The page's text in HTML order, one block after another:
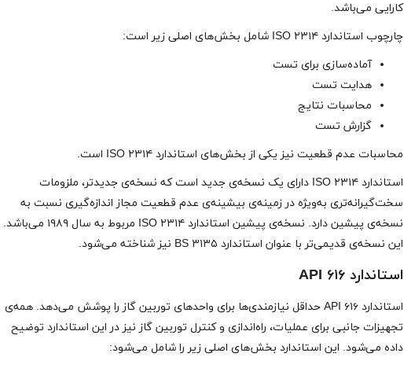
کارایی می‌باشد.
چارچوب استاندارد ISO ۲۳۱۴ شامل بخش‌های اصلی زیر است:
آماده‌سازی برای تست
هدایت تست
محاسبات نتایج
گزارش تست
محاسبات عدم قطعیت نیز یکی از بخش‌های استاندارد ISO ۲۳۱۴ است.
استاندارد ISO ۲۳۱۴ دارای یک نسخه‌ی جدید است که نسخه‌ی جدیدتر، ملزومات
سخت‌گیرانه‌تری به‌ویژه در زمینه‌ی بیشینه‌ی عدم قطعیت مجاز اندازه‌گیری نسبت به
نسخه‌ی پیشین دارد. نسخه‌ی پیشین استاندارد ISO ۲۳۱۴ مربوط به سال ۱۹۸۹ می‌باشد.
این نسخه‌ی قدیمی‌تر با عنوان استاندارد BS ۳۱۳۵ نیز شناخته می‌شود.
استاندارد API ۶۱۶
استاندارد API ۶۱۶ حداقل نیازمندی‌ها برای واحدهای توربین گاز را پوشش می‌دهد. همه‌ی
تجهیزات جانبی برای عملیات، راه‌اندازی و کنترل توربین گاز نیز در این استاندارد توضیح
داده می‌شود. این استاندارد بخش‌های اصلی زیر را شامل می‌شود: